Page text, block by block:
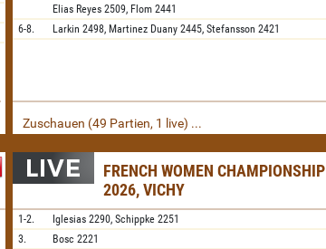
Elias Reyes 2509, Flom 2441
6-8. Larkin 2498, Martinez Duany 2445, Stefansson 2421
Zuschauen (49 Partien, 1 live) ...
FRENCH WOMEN CHAMPIONSHIP
2026, VICHY
1-2. Iglesias 2290, Schippke 2251
3.
Bosc 2221